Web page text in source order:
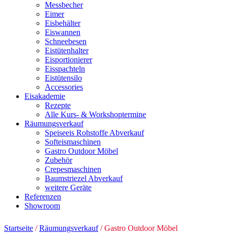
Messbecher
Eimer
Eisbehälter
Eiswannen
Schneebesen
Eistütenhalter
Eisportionierer
Eisspachteln
Eistütensilo
Accessories
Eisakademie
Rezepte
Alle Kurs- & Workshoptermine
Räumungsverkauf
Speiseeis Rohstoffe Abverkauf
Softeismaschinen
Gastro Outdoor Möbel
Zubehör
Crepesmaschinen
Baumstriezel Abverkauf
weitere Geräte
Referenzen
Showroom
Startseite /Räumungsverkauf/ Gastro Outdoor Möbel